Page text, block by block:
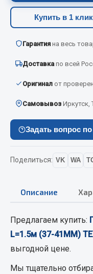
МЕТИЗЫ
Гайки
Кольца стопорные
Пресс-масленки
Пружины
Весь раздел
Купить в 1 клик
Гарантия на весь
Доставка по всей
Оригинал от
Самовывоз Иркутск,
Задать вопрос
Поделиться: VK WA
Описание
Предлагаем купить:
L=1.5м (37-41ММ)
выгодной цене.
Мы тщательно